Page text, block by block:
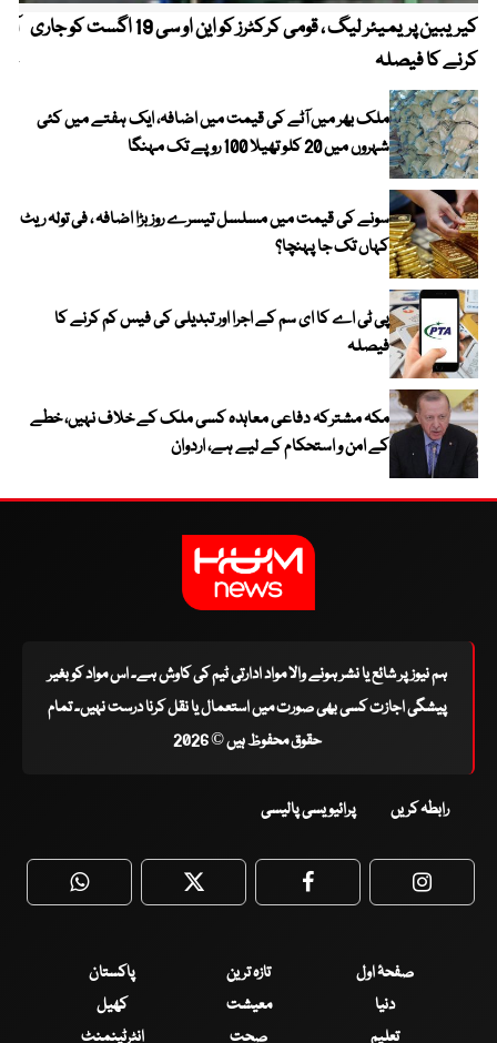
کیریبین پریمیئر لیگ ، قومی کرکٹرز کو این او سی 19 اگست کو جاری
کرنے کا فیصلہ
ملک بھر میں آٹے کی قیمت میں اضافہ، ایک ہفتے میں کئی
شہروں میں 20 کلو تھیلا 100 روپے تک مہنگا
سونے کی قیمت میں مسلسل تیسرے روز بڑا اضافہ ، فی تولہ ریٹ
کہاں تک جا پہنچا؟
پی ٹی اے کا ای سم کے اجرا اور تبدیلی کی فیس کم کرنے کا
فیصلہ
مکہ مشترکہ دفاعی معاہدہ کسی ملک کے خلاف نہیں، خطے
کے امن و استحکام کے لیے ہے، اردوان
ہم نیوز پر شائع یا نشر ہونے والا مواد ادارتی ٹیم کی کاوش ہے۔ اس مواد کو بغیر
پیشگی اجازت کسی بھی صورت میں استعمال یا نقل کرنا درست نہیں۔ تمام
حقوق محفوظ ہیں © 2026
رابطہ کریں پرائیویسی پالیسی
WhatsApp Twitter Facebook
صفحۂ اول تازہ ترین
پاکستان
دنیا
معیشت
کھیل
تعلیم
صحت انٹرٹینمنٹ